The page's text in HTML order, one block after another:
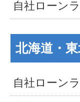
自社ローン
北海道・
自社ローン